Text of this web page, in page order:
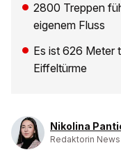
2800 Treppen
eigenem Fluss
Es ist 626 Meter
Eiffeltürme
Nikolina
Redaktorin News